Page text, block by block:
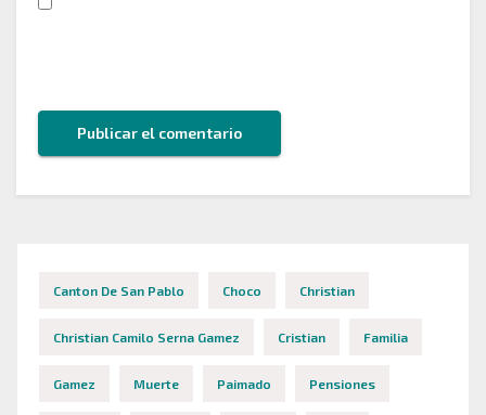
Canton De San Pablo Choco Christian
Christian Camilo Serna Gamez Cristian Familia
Gamez Muerte Paimado Pensiones